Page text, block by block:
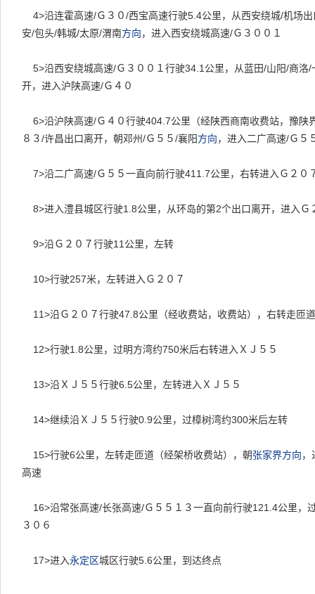
4>沿连霍高速/Ｇ３０/西宝高速行驶5.4公里，从西安绕城/机场
安/包头/韩城/太原/渭南方向，进入西安绕城高速/Ｇ３００１
5>沿西安绕城高速/Ｇ３００１行驶34.1公里，从蓝田/山阳/商洛/
开，进入沪陕高速/Ｇ４０
6>沿沪陕高速/Ｇ４０行驶404.7公里（经陕西商南收费站，豫陕
８３/许昌出口离开，朝邓州/Ｇ５５/襄阳方向，进入二广高速/Ｇ５
7>沿二广高速/Ｇ５５一直向前行驶411.7公里，右转进入Ｇ２０
8>进入澧县城区行驶1.8公里，从环岛的第2个出口离开，进入Ｇ
9>沿Ｇ２０７行驶11公里，左转
10>行驶257米，左转进入Ｇ２０７
11>沿Ｇ２０７行驶47.8公里（经收费站，收费站），右转走匝
12>行驶1.8公里，过明方湾约750米后右转进入ＸＪ５５
13>沿ＸＪ５５行驶6.5公里，左转进入ＸＪ５５
14>继续沿ＸＪ５５行驶0.9公里，过樟树湾约300米后左转
15>行驶6公里，左转走匝道（经架桥收费站），朝张家界方向，
高速
16>沿常张高速/长张高速/Ｇ５５１３一直向前行驶121.4公里，
３０６
17>进入永定区城区行驶5.6公里，到达终点